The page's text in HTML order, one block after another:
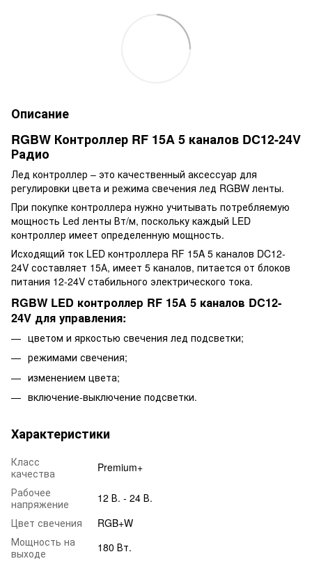
Описание
RGBW Контроллер RF 15A 5 каналов DC12-24V
Радио
Лед контроллер – это качественный аксессуар для
регулировки цвета и режима свечения лед RGBW ленты.
При покупке контроллера нужно учитывать потребляемую
мощность Led ленты Вт/м, поскольку каждый LED
контроллер имеет определенную мощность.
Исходящий ток LED контроллера RF 15A 5 каналов DC12-
24V составляет 15А, имеет 5 каналов, питается от блоков
питания 12-24V стабильного электрического тока.
RGBW LED контроллер RF 15A 5 каналов DC12-
24V для управления:
цветом и яркостью свечения лед подсветки;
режимами свечения;
изменением цвета;
включение-выключение подсветки.
Характеристики
Класс
качества
Premium+
Рабочее
напряжение
12 В. - 24 В.
Цвет свечения
RGB+W
Мощность на
выходе
180 Вт.